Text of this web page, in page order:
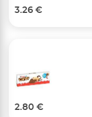
3.26 €
2.80 €